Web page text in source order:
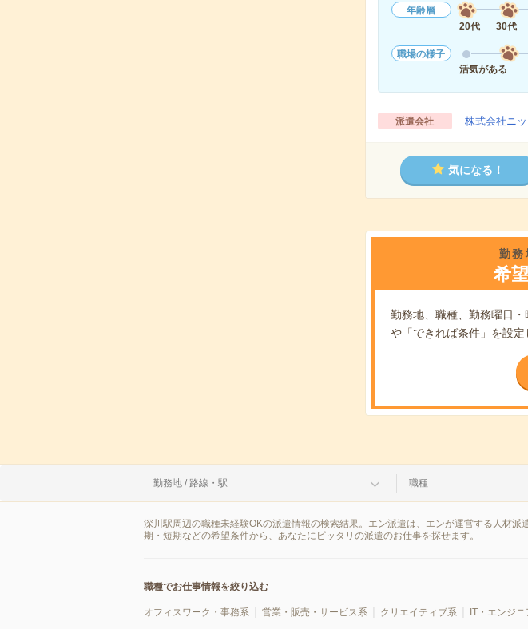
年齢層
20代
30代
職場の様子
活気がある
派遣会社 株式会社ニ
気になる！
勤務
希
勤務地、職種、勤務曜日・
や「できれば条件」を設
勤務地 / 路線・駅 職種
深川駅周辺の職種未経験OKの派遣情報の検索結果。エン派遣は、エンが運営する人材
期・短期などの希望条件から、あなたにピッタリの派遣のお仕事を探せます。
職種でお仕事情報を絞り込む
オフィスワーク・事務系 営業・販売・サービス系 クリエイティブ系 IT・エンジニ